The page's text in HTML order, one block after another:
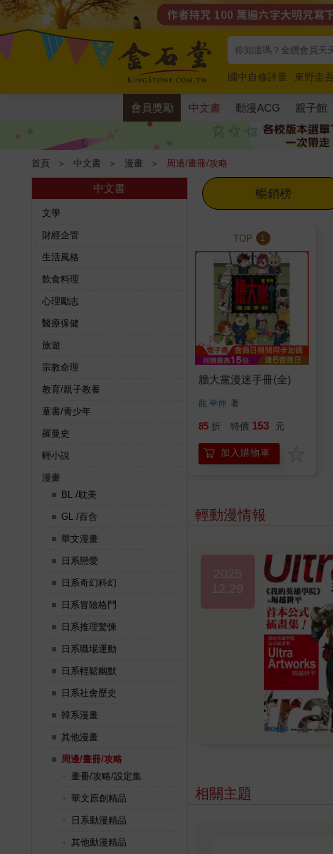
國中自修評量 東野圭吾
唯紅花綻放
奧德賽
會員獎勵 中文書 動漫ACG 親子館
首頁 ＞ 中文書 ＞ 漫畫 ＞ 周邊/畫冊/攻略
中文書
文學
財經企管
生活風格
飲食料理
心理勵志
醫療保健
旅遊
宗教命理
教育/親子教養
童書/青少年
羅曼史
輕小說
漫畫
BL /耽美
GL /百合
華文漫畫
日系戀愛
日系奇幻科幻
日系冒險格鬥
日系推理驚悚
日系職場運動
日系輕鬆幽默
日系社會歷史
韓系漫畫
其他漫畫
周邊/畫冊/攻略
畫冊/攻略/設定集
華文原創精品
日系動漫精品
其他動漫精品
暢銷榜
TOP 1
膽大黨漫迷手冊(全)
龍 幸伸 著
85 折 特價 153 元
加入購物車
輕動漫情報
2025
12.29
相關主題